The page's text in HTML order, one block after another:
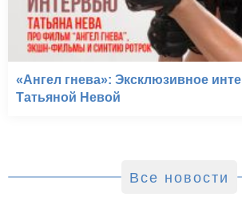
«Ангел гнева»: Эксклюзивное
Татьяной Невой
Все новости